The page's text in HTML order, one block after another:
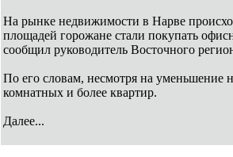
На рынке недвижимости в Нарве
площадей горожане стали покупать
сообщил руководитель Восточного
По его словам, несмотря на уменьшение
комнатных и более квартир.
Далее...